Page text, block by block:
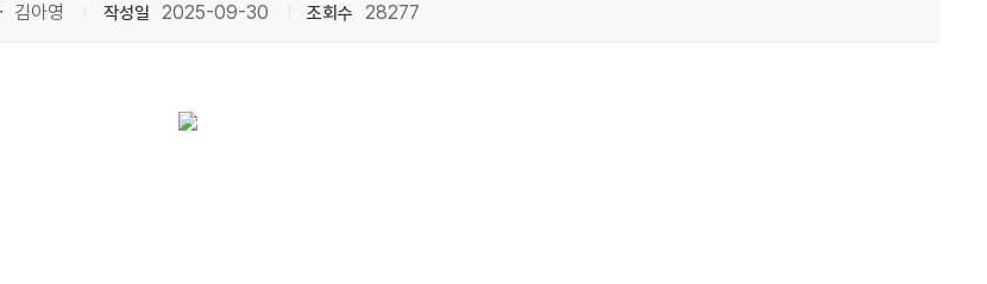
김아영 작성일 2025-09-30 조회수 28277